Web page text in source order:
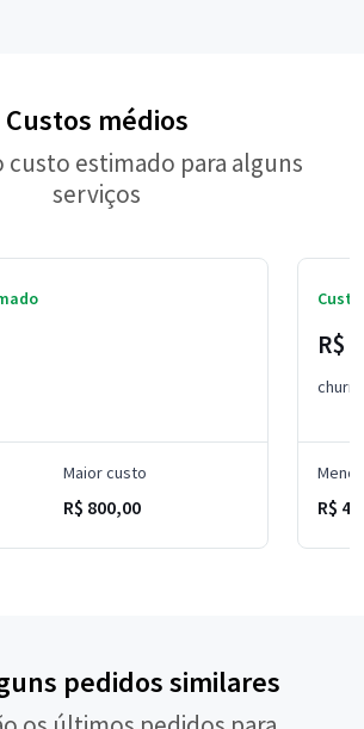
Custos médios
custo estimado para alguns
serviços
Maior custo
R$ 800,00
R$
R$
pedidos similares